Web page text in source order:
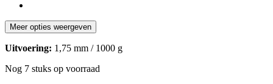
Meer opties weergeven
Uitvoering: 1,75 mm / 1000 g
Nog 7 stuks op voorraad